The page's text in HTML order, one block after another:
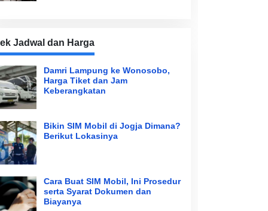
Jadwal dan Harga
Damri Lampung ke Wonosobo,
Harga Tiket dan Jam
Keberangkatan
Bikin SIM Mobil di Jogja Dimana?
Berikut Lokasinya
Cara Buat SIM Mobil, Ini Prosedur
serta Syarat Dokumen dan
Biayanya